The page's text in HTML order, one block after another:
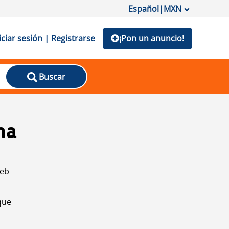
Español|MXN
sesión | Registrarse ¡Pon un anuncio!
Buscar